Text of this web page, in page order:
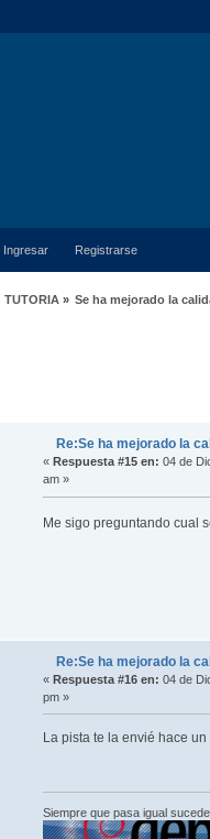
Ingresar Registrarse
TUTORIA» Se ha mejorado la
Re:Se ha mejorado la
« Respuesta #15 en: 04 de
am »
Me sigo preguntando cual
Re:Se ha mejorado la
« Respuesta #16 en: 04 de
pm »
La pista te la envié hace
Siempre que pasa igual